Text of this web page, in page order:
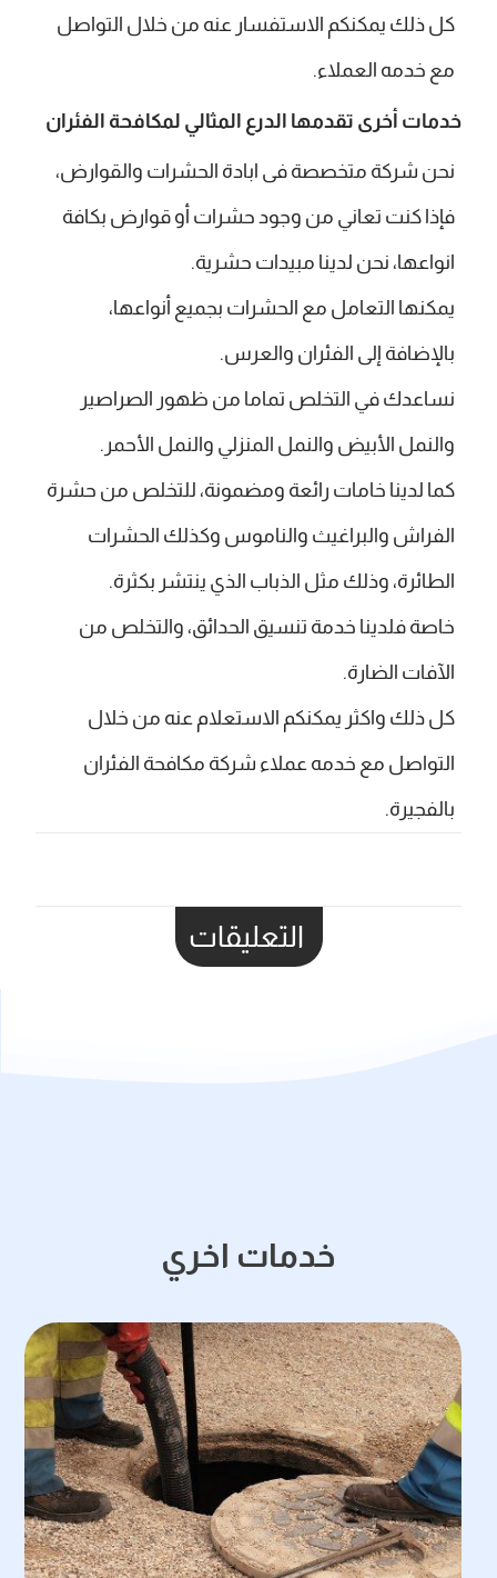
كل ذلك يمكنكم الاستفسار عنه من خلال التواصل
مع خدمه العملاء.
خدمات أخرى تقدمها الدرع المثالي لمكافحة الفئران
نحن شركة متخصصة فى ابادة الحشرات والقوارض،
فإذا كنت تعاني من وجود حشرات أو قوارض بكافة
انواعها، نحن لدينا مبيدات حشرية.
يمكنها التعامل مع الحشرات بجميع أنواعها،
بالإضافة إلى الفئران والعرس.
نساعدك في التخلص تماما من ظهور الصراصير
والنمل الأبيض والنمل المنزلي والنمل الأحمر.
كما لدينا خامات رائعة ومضمونة، للتخلص من حشرة
الفراش والبراغيث والناموس وكذلك الحشرات
الطائرة، وذلك مثل الذباب الذي ينتشر بكثرة.
خاصة فلدينا خدمة تنسيق الحدائق، والتخلص من
الآفات الضارة.
كل ذلك واكثر يمكنكم الاستعلام عنه من خلال
التواصل مع خدمه عملاء شركة مكافحة الفئران
بالفجيرة.
التعليقات
خدمات اخري